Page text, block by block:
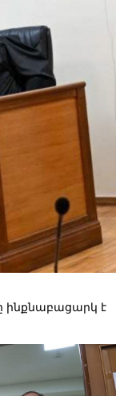
ինքնաբացարկ է